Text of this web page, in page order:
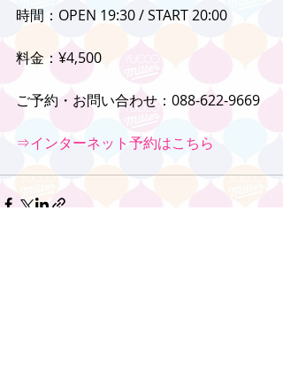
時間：OPEN 19:30 / START 20:00
料金：¥4,500
ご予約・お問い合わせ：088-622-9669
⇒インターネット予約はこちら